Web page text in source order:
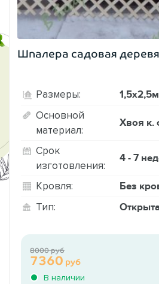
Шпалера садовая
Размеры:
Основной
материал:
Хвоя к.
Срок
изготовления:
4 - 7
Кровля: Без
Тип:
В наличии
7360 руб
8000 руб